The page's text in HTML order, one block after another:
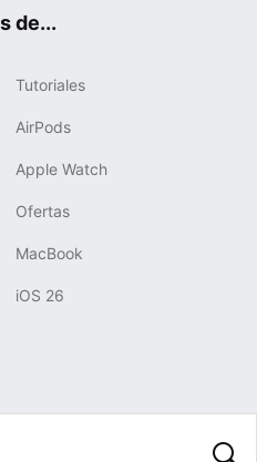
de...
Tutoriales
AirPods
Apple Watch
Ofertas
MacBook
iOS 26